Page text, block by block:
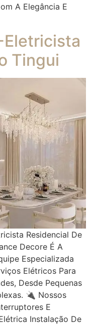
A Elegância E
Tingui
Residencial De
Decore É A
Especializada
Elétricos Para
Desde Pequenas
🔌 Nossos
E
Instalação De